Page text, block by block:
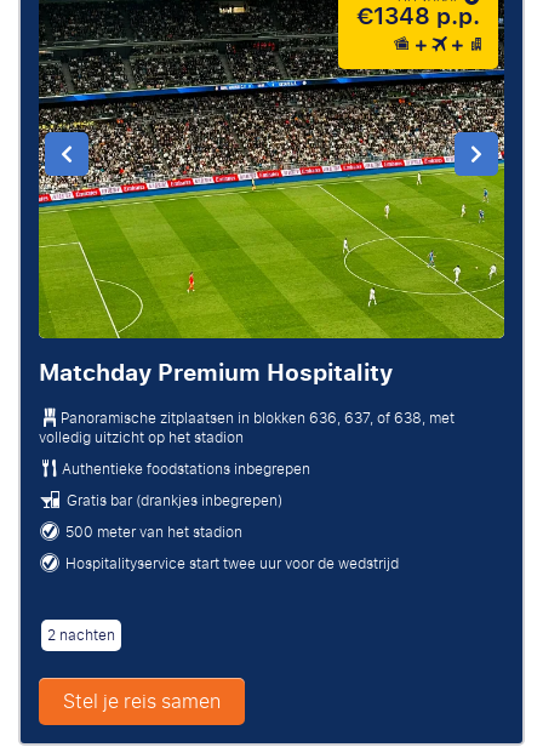
€1348 p.p.
Matchday Premium Hospitality
Panoramische zitplaatsen in blokken 636, 637, of 638, met
volledig uitzicht op het stadion
Authentieke foodstations inbegrepen
Gratis bar (drankjes inbegrepen)
500 meter van het stadion
Hospitalityservice start twee uur voor de wedstrijd
2 nachten
Stel je reis samen